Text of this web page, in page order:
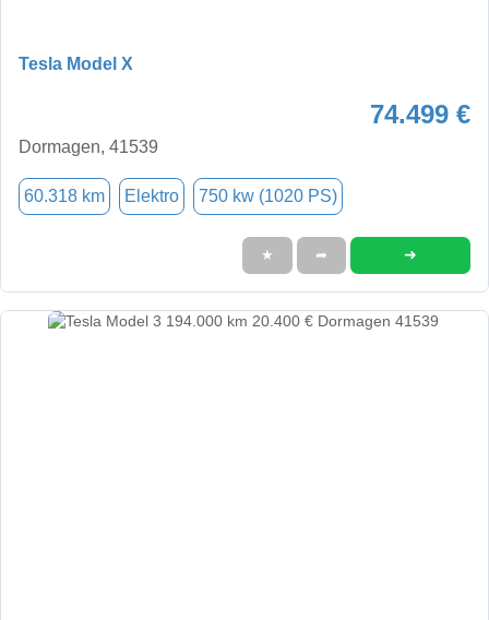
Tesla Model X
74.499 €
Dormagen, 41539
60.318 km Elektro 750 kw (1020 PS)
★ ➦ ➜